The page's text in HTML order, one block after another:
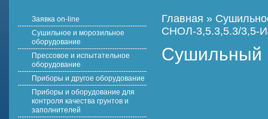
Заявка on-line
Сушильное и морозильное
оборудование
Прессовое и испытательное
оборудование
Приборы и другое оборудование
Приборы и оборудование для
контроля качества грунтов и
заполнителей
Главная »
СНОЛ-3,5.3,5.3/3,5-